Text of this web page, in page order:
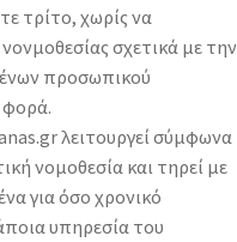
τρίτο, χωρίς να
σχετικά με την
προσωπικού
φορά.
λειτουργεί σύμφωνα
νομοθεσία και τηρεί με
για όσο χρονικό
υπηρεσία του